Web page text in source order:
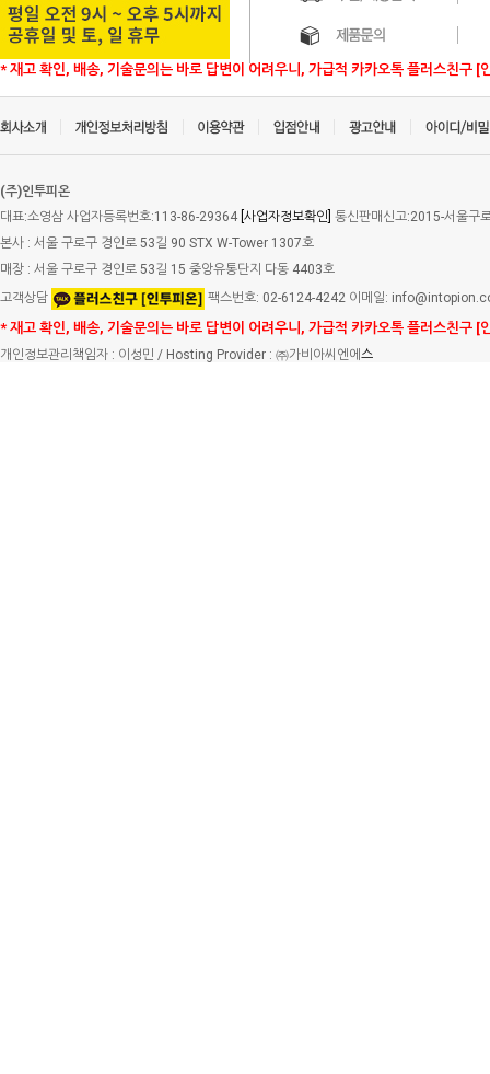
* 재고 확인, 배송, 기술문의는 바로 답변이 어려우니, 가급적 카카오톡 플러스친구 [
(주)인투피온
대표:소영삼 사업자등록번호:113-86-29364 [사업자정보확인] 통신판매신고:2015-서울구
본사 : 서울 구로구 경인로 53길 90 STX W-Tower 1307호
매장 : 서울 구로구 경인로 53길 15 중앙유통단지 다동 4403호
고객상담
팩스번호: 02-6124-4242 이메일:
* 재고 확인, 배송, 기술문의는 바로 답변이 어려우니, 가급적 카카오톡 플러스친구 [
개인정보관리책임자 : 이성민 / Hosting Provider : ㈜가비아씨엔에 스